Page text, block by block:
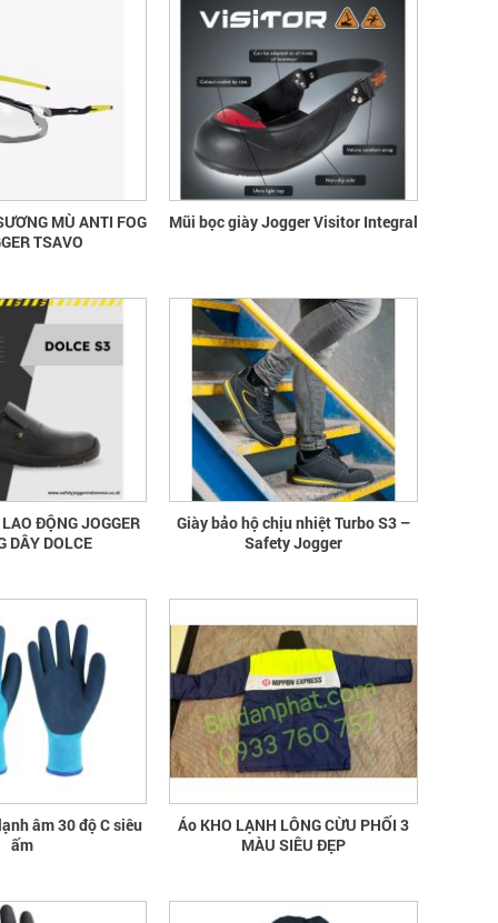
MÙ ANTI FOG
TSAVO
Mũi bọc giày Jogger Visitor Integral
ĐỘNG JOGGER
DÂY DOLCE
Giày bảo hộ chịu nhiệt Turbo S3 –
Safety Jogger
âm 30 độ C siêu
ấm
Áo KHO LẠNH LÔNG CỪU PHỐI 3
MÀU SIÊU ĐẸP